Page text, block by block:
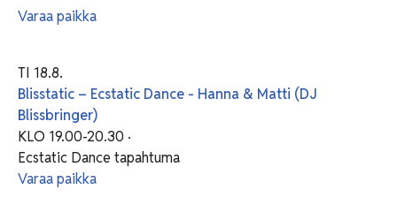
Varaa paikka
TI 18.8.
Blisstatic – Ecstatic Dance - Hanna & Matti (DJ
Blissbringer)
KLO 19.00-20.30 ·
Ecstatic Dance tapahtuma
Varaa paikka